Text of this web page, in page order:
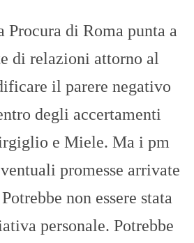
Procura di Roma punta a
di relazioni attorno al
il parere negativo
degli accertamenti
e Miele. Ma i pm
promesse arrivate
non essere stata
personale. Potrebbe